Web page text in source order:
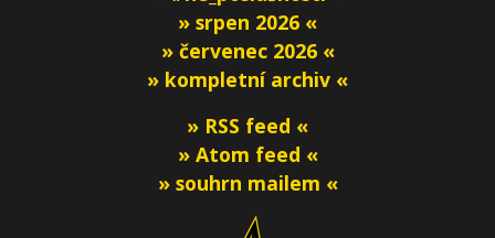
» srpen 2026 «
» červenec 2026 «
» kompletní archiv «
» RSS feed «
» Atom feed «
» souhrn mailem «